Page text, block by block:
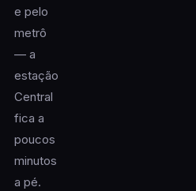
e pelo
metrô
— a
estação
Central
fica a
poucos
minutos
a pé.